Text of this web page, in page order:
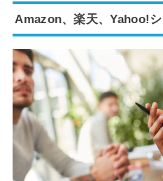
Amazon、楽天、Yahoo!